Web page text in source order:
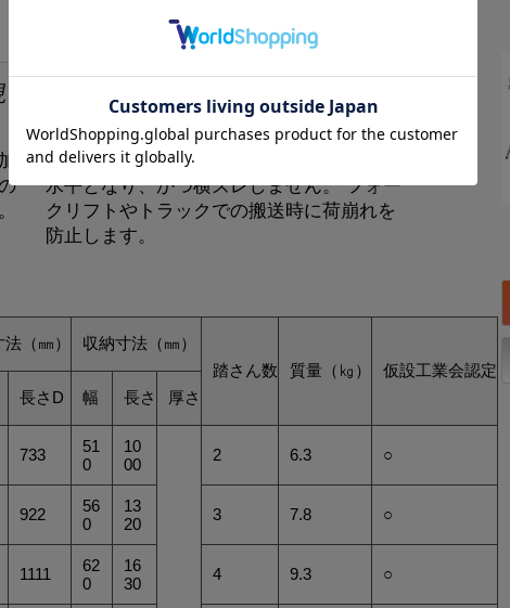
造
回転金具と脚部ズレ止め金具の組合せで、
水平となり、かつ横ズレしません。 フォー
クリフトやトラックでの搬送時に荷崩れを
防止します。
（㎜）
収納寸法（㎜）
踏さん数
質量（㎏）
仮設工業会認定
長さD
幅 長さ 厚さ
733
51
0
10
00
2 6.3 ○
922
56
0
13
20
3 7.8 ○
1111
62
0
16
30
4 9.3 ○